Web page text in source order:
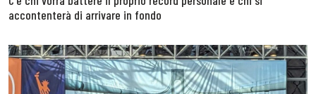
accontenterà di arrivare in fondo